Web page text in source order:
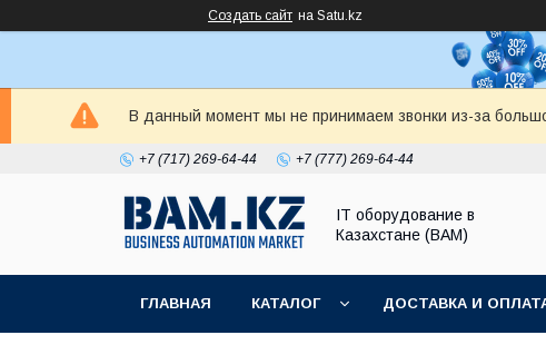
Создать сайт на Satu.kz
В данный момент мы не принимаем звонки из-за
+7 (717) 269-64-44 +7 (777) 269-64-44
IT оборудование в
Казахстане (BAM)
ГЛАВНАЯ КАТАЛОГ ДОСТАВКА И